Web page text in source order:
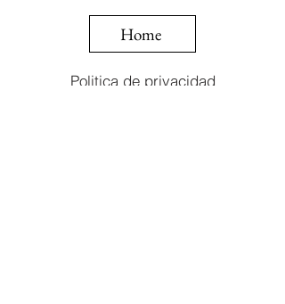
Home
Politica de privacidad